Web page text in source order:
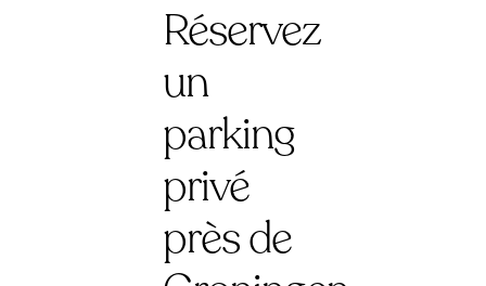
Réservez
un
parking
privé
près de